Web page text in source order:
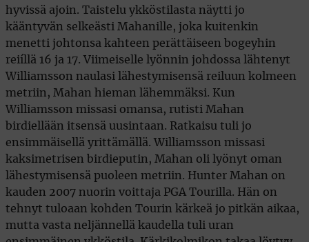
hyvissä ajoin. Taistelu ykköstilasta näytti jo
kääntyvän selkeästi Mahanille, joka kuitenkin
menetti johtonsa kahteen perättäiseen bogeyhin
reiíllä 16 ja 17. Viimeiselle lyönnin johdossa lähtenyt
Williamsson naulasi lähestymisensä reiluun kolmeen
metriin, Mahan hieman lähemmäksi. Kun
Williamsson missasi omansa, rutisti Mahan
birdiellään itsensä uusintaan. Ratkaisu tuli jo
ensimmäisellä yrittämällä. Williamsson missasi
kaksimetrisen birdieputin, Mahan oli lyönyt oman
lähestymisensä puoleen metriin. Hunter Mahan on
kauden 2007 nuorin voittaja PGA Tourilla. Hän on
tehnyt tuloaan kohden Tourin kärkeä jo pitkän aikaa,
mutta vasta neljännellä kaudella tuli uran